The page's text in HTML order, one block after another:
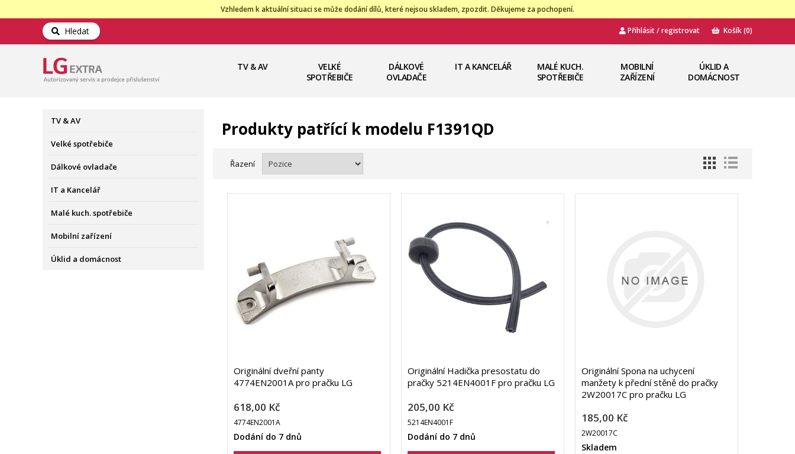
Vzhledem k aktuální situaci se může dodání dílů, které nejsou skladem, zpozdit. Děkujeme za pochopení.
Hledat Přihlásit / registrovat Košík(0)
TV & AV
VELKÉ
SPOTŘEBIČE
DÁLKOVÉ
OVLADAČE
IT A KANCELÁŘ
MALÉ KUCH.
SPOTŘEBIČE
MOBILNÍ
ZAŘÍZENÍ
ÚKLID A
DOMÁCNOST
TV & AV
Velké spotřebiče
Dálkové ovladače
IT a Kancelář
Malé kuch. spotřebiče
Mobilní zařízení
Úklid a domácnost
Produkty patřící k modelu F1391QD
Řazení
Originální dveřní panty
4774EN2001A pro pračku LG
618,00 Kč
4774EN2001A
Dodání do 7 dnů
Originální Hadička presostatu do
pračky 5214EN4001F pro pračku LG
205,00 Kč
5214EN4001F
Dodání do 7 dnů
Originální Spona na uchycení
manžety k přední stěně do pračky
2W20017C pro pračku LG
185,00 Kč
2W20017C
Skladem